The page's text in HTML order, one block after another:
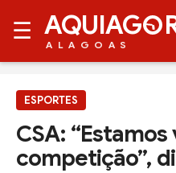
☰ AQUIAG
ALAGOAS
ESPORTES
CSA: “Estamos
competição”,